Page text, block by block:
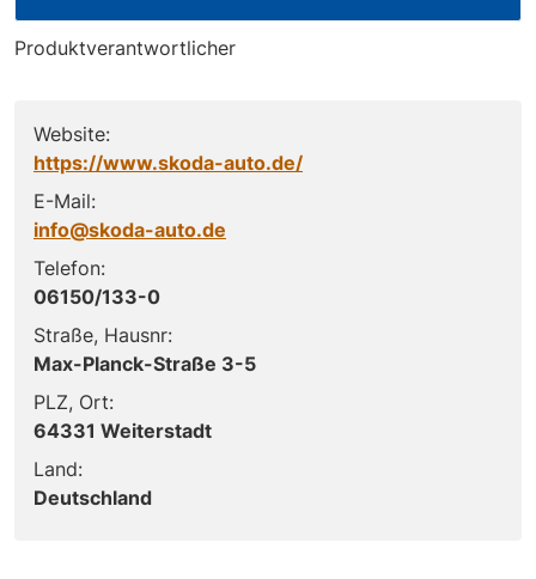
Produktverantwortlicher
Website:
https://www.skoda-auto.de/
E-Mail:
info@skoda-auto.de
Telefon:
06150/133-0
Straße, Hausnr:
Max-Planck-Straße 3-5
PLZ, Ort:
64331 Weiterstadt
Land:
Deutschland